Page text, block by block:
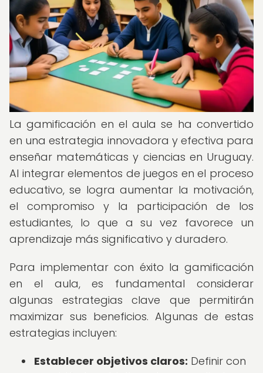
La gamificación en el aula se ha convertido
en una estrategia innovadora y efectiva para
enseñar matemáticas y ciencias en Uruguay.
Al integrar elementos de juegos en el proceso
educativo, se logra aumentar la motivación,
el compromiso y la participación de los
estudiantes, lo que a su vez favorece un
aprendizaje más significativo y duradero.
Para implementar con éxito la gamificación
en el aula, es fundamental considerar
algunas estrategias clave que permitirán
maximizar sus beneficios. Algunas de estas
estrategias incluyen:
Establecer objetivos claros: Definir con